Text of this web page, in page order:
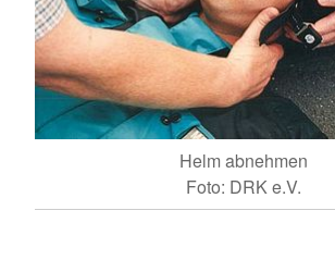
Helm abnehmen
Foto: DRK e.V.